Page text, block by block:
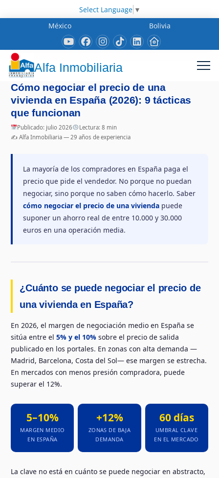
Select Language ▼
México
Bolivia
Alfa Inmobiliaria
Cómo negociar el precio de una
vivienda en España (2026): 9 tácticas
que funcionan
Publicado: julio 2026
Lectura: 8 min
✍️ Alfa Inmobiliaria — 29 años de experiencia
La mayoría de los compradores en España paga el
precio que pide el vendedor. No porque no puedan
negociar, sino porque no saben cómo hacerlo. Saber
cómo negociar el precio de una vivienda puede
suponer un ahorro real de entre 10.000 y 30.000
euros en una operación media.
¿Cuánto se puede negociar el precio de
una vivienda en España?
En 2026, el margen de negociación medio en España se
sitúa entre el5% y el 10% sobre el precio de salida
publicado en los portales. En zonas con alta demanda —
Madrid, Barcelona, Costa del Sol— ese margen se estrecha.
En mercados con menos presión compradora, puede
superar el 12%.
5–10%
MARGEN MEDIO
EN ESPAÑA
+12%
ZONAS DE BAJA
DEMANDA
60 días
UMBRAL CLAVE
EN EL MERCADO
La clave no está en cuánto se puede negociar en abstracto,